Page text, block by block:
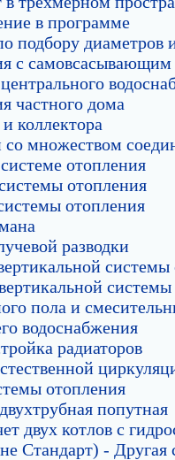
в программе
подбору диаметров
с
частного дома
коллектора
со множеством
отопления
отопления
отопления
разводки
пола и
водоснабжения
радиаторов
отопления
попутная
двух котлов с
Стандарт) - Другая